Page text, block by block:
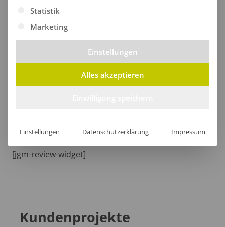
Größentabelle
[jgm-review-widget]
Kundenprojekte
Statistik
Marketing
Einstellungen
Alles akzeptieren
Einstellungen Datenschutzerklärung Impressum